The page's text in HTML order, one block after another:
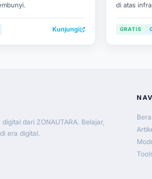
Kunjungi
di atas
GRATIS
dari ZONAUTARA. Belajar,
era digital.